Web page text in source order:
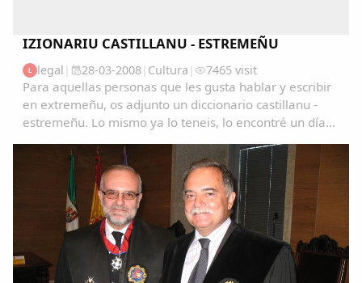
IZIONARIU CASTILLANU - ESTREMEÑU
L legal | 28-03-2008| Cultura | 7465 visit
Para aquellas personas que les gusta hablar y escribir
en extremeñu, os adjunto un diccionario castillanu -
estremeñu. Lo mismo ya lo teneis, lo encontré un día
navegando y me pareció muy interesante. Ya me
contareis que os parece. Saludos...